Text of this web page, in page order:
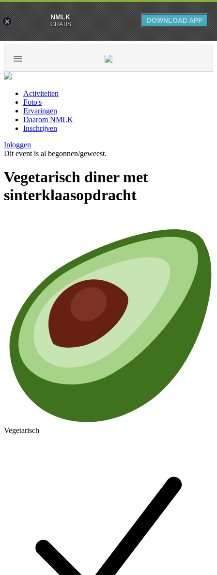
Activiteiten
Foto's
Ervaringen
Daarom NMLK
Inschrijven
Inloggen
Dit event is al begonnen/geweest.
Vegetarisch diner met
sinterklaasopdracht
Vegetarisch
NMLK
GRATIS DOWNLOAD APP